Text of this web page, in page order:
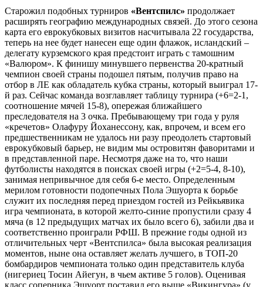
Старожил подобных турниров «Вентспилс» продолжает
расширять географию международных связей. До этого сезона
карта его еврокубковых визитов насчитывала 22 государства,
теперь на нее будет нанесен еще один флажок, исландский –
делегату курземского края предстоит играть с тамошним
«Валюром». К финишу минувшего первенства 20-кратный
чемпион своей страны подошел пятым, получив право на
отбор в ЛЕ как обладатель кубка страны, который выиграл 17-
й раз. Сейчас команда возглавляет таблицу турнира (+6=2-1,
соотношение мячей 15-8), опережая ближайшего
преследователя на 3 очка. Пребывающему три года у руля
«кречетов» Олафуру Йоханессону, как, впрочем, и всем его
предшественникам не удалось ни разу преодолеть стартовый
еврокубковый барьер, не видим мы островитян фаворитами и
в представленной паре. Несмотря даже на то, что наши
футболисты находятся в поисках своей игры (+2=5-4, 8-10),
занимая непривычное для себя 6-е место. Определенным
мерилом готовности подопечных Пола Эшуорта к борьбе
служит их последняя перед приездом гостей из Рейкьявика
игра чемпионата, в которой желто-синие пропустили сразу 4
мяча (в 12 предыдущих матчах их было всего 6), забили два и
соответственно проиграли РФШ. В прежние годы одной из
отличительных черт «Вентспилса» была высокая реализация
моментов, ныне она оставляет желать лучшего, в ТОП-20
бомбардиров чемпионата только один представитель клуба
(нигериец Тосин Айегун, в чьем активе 5 голов). Оценивая
класс соперника Эшуорт поставил его выше «Викингура» (у